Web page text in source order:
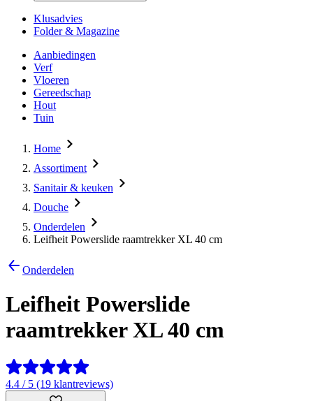
Klusadvies
Folder & Magazine
Aanbiedingen
Verf
Vloeren
Gereedschap
Hout
Tuin
Home
Assortiment
Sanitair & keuken
Douche
Onderdelen
Leifheit Powerslide raamtrekker XL 40 cm
Onderdelen
Leifheit Powerslide
raamtrekker XL 40 cm
4.4 / 5 (19 klantreviews)